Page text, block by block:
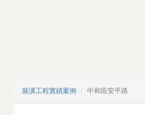
裝潢工程實績案例 中和區安平路